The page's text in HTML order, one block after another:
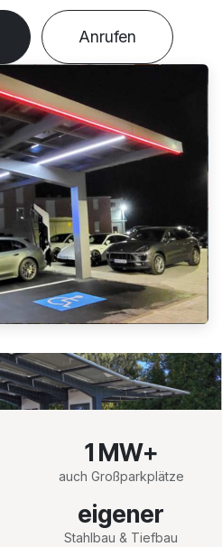
Anrufen
1 MW+
auch Großparkplätze
eigener
Stahlbau & Tiefbau